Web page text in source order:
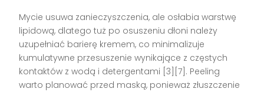
Mycie usuwa zanieczyszczenia, ale osłabia warstwę
lipidową, dlatego tuż po osuszeniu dłoni należy
uzupełniać barierę kremem, co minimalizuje
kumulatywne przesuszenie wynikające z częstych
kontaktów z wodą i detergentami [3][7]. Peeling
warto planować przed maską, ponieważ złuszczenie